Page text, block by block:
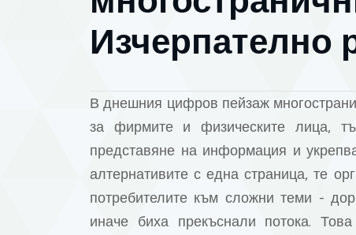
Изчерпателно
В днешния цифров пейзаж
за фирмите и физическите лица,
представяне на информация и
алтернативите с една страница, те
потребителите към сложни теми -
иначе биха прекъснали потока.